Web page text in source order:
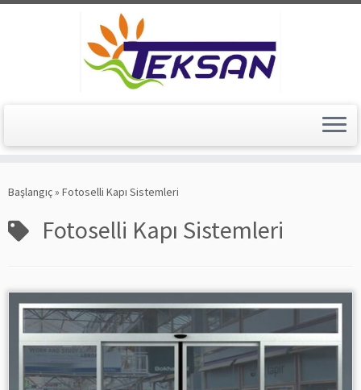
toBaşlangıç» Fotoselli Kapı Sistemleri
Fotoselli Kapı Sistemleri